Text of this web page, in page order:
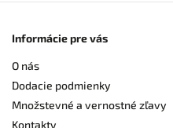
Informácie pre vás
O nás
Dodacie podmienky
Množstevné a vernostné zľavy
Kontakty